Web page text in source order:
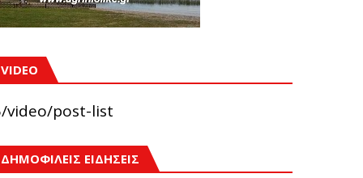
VIDEO
video/post-list
ΔΗΜΟΦΙΛΕΙΣ ΕΙΔΗΣΕΙΣ